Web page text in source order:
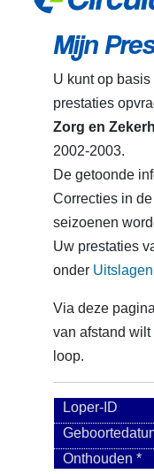
Mijn
U kunt op
prestaties
Zorg en
2002-2003.
De getoonde
Correcties in
seizoenen
Uw prestaties
onder Uitslagen
Via deze
van afstand
loop.
Loper-ID
Onthouden *